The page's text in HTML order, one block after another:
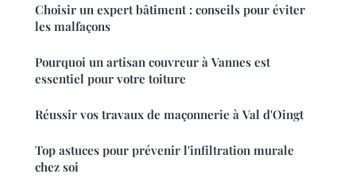
Choisir un expert bâtiment : conseils pour éviter
les malfaçons
Pourquoi un artisan couvreur à Vannes est
essentiel pour votre toiture
Réussir vos travaux de maçonnerie à Val d'Oingt
Top astuces pour prévenir l'infiltration murale
chez soi